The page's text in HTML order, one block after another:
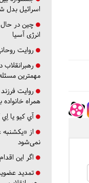
اسرائیل بدل
چین در حال
انرژی آسیا
روایت
مهمترین
روایت
همراه خانواده
آي كيو يا
از «یکشنبه
نمی‌شود
اگر این
تمدید